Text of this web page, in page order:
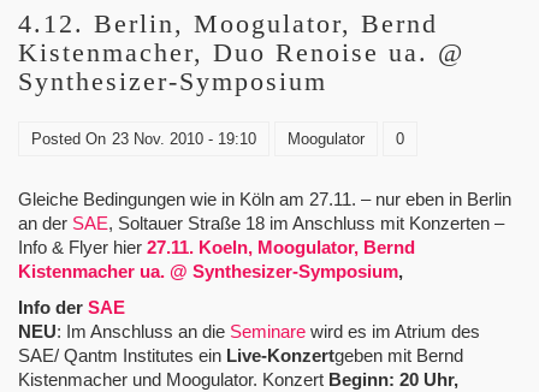
4.12. Berlin, Moogulator, Bernd
Kistenmacher, Duo Renoise ua. @
Synthesizer-Symposium
Posted On 23 Nov. 2010 - 19:10 Moogulator 0
Gleiche Bedingungen wie in Köln am 27.11. – nur eben in Berlin
an der SAE, Soltauer Straße 18 im Anschluss mit Konzerten –
Info & Flyer hier 27.11. Koeln, Moogulator, Bernd
Kistenmacher ua. @ Synthesizer-Symposium,
Info der SAE
NEU: Im Anschluss an die Seminare wird es im Atrium des
SAE/ Qantm Institutes ein Live-Konzertgeben mit Bernd
Kistenmacher und Moogulator. Konzert Beginn: 20 Uhr,